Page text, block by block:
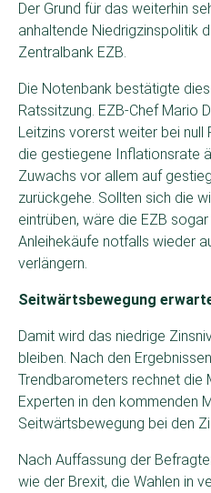
Der Grund für das weiterhin
anhaltende Niedrigzinspolitik
Zentralbank EZB.
Die Notenbank bestätigte
Ratssitzung. EZB-Chef Mario
Leitzins vorerst weiter bei null
die gestiegene Inflationsrate
Zuwachs vor allem auf
zurückgehe. Sollten sich die
eintrüben, wäre die EZB
Anleihekäufe notfalls wieder
verlängern.
Seitwärtsbewegung
Damit wird das niedrige
bleiben. Nach den
Trendbarometers rechnet die
Experten in den kommenden
Seitwärtsbewegung bei den
Nach Auffassung der
wie der Brexit, die Wahlen in